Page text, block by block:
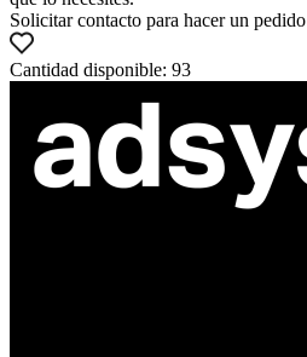
Solicitar contacto para hacer un pedido
Cantidad disponible: 93